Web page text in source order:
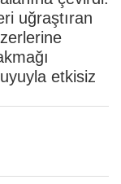
uğraştıran
etkisiz